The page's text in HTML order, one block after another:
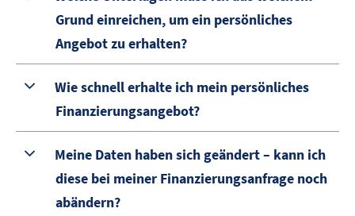
Grund einreichen, um ein persönliches
Angebot zu erhalten?
Wie schnell erhalte ich mein persönliches
Finanzierungsangebot?
Meine Daten haben sich geändert – kann ich
diese bei meiner Finanzierungsanfrage noch
abändern?